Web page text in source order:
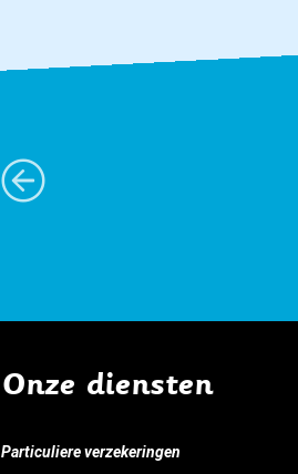
Onze diensten
Particuliere verzekeringen